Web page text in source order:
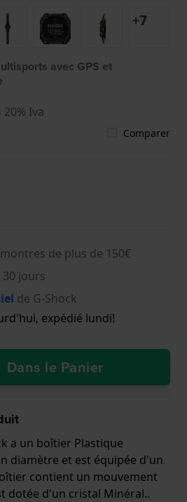
+7
avec GPS et
Iva
Comparer
de plus de 150€
jours
de G-Shock
expédié lundi!
Dans le Panier
a un boîtier Plastique
diamètre et est équipée d'un
contient un mouvement
dotée d'un cristal Minéral..